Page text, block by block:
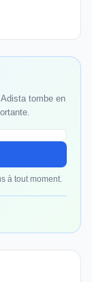
tombe en
à tout moment.